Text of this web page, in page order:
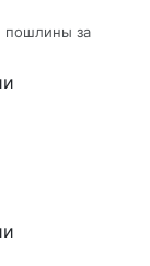
пошлины за